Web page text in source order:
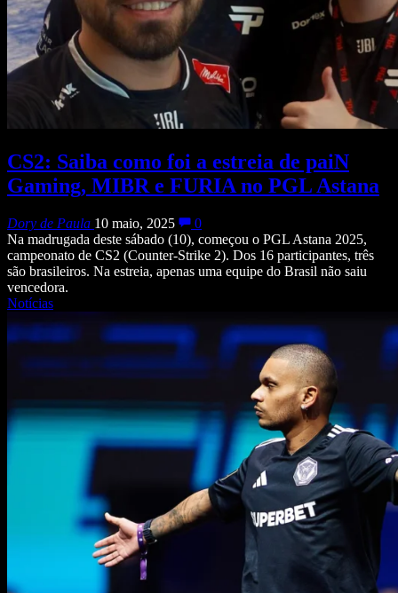
CS2: Saiba como foi a estreia de paiN
Gaming, MIBR e FURIA no PGL Astana
Dory de Paula 10 maio, 2025
0
Na madrugada deste sábado (10), começou o PGL Astana 2025,
campeonato de CS2 (Counter-Strike 2). Dos 16 participantes, três
são brasileiros. Na estreia, apenas uma equipe do Brasil não saiu
vencedora.
Notícias